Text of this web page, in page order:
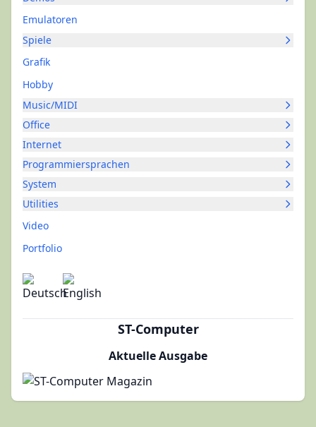
Emulatoren
Spiele
Grafik
Hobby
Music/MIDI
Office
Internet
Programmiersprachen
System
Utilities
Video
Portfolio
ST-Computer
Aktuelle Ausgabe